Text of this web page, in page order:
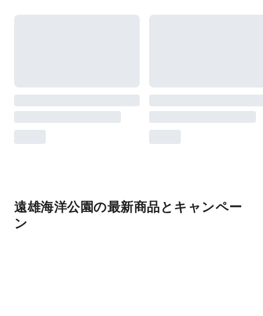
遠雄海洋公園の最新商品とキャンペー
ン